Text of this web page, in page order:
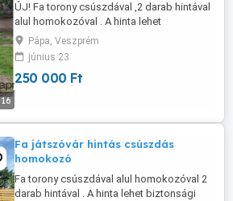
16
ÚJ! Fa torony csúszdával ,2 darab hintával
alul homokozóval . A hinta lehet
biztonsági vagy lap hinta. A csúszda
csúszófelülete 3 méter színe választható
kék,zöld,sárga,piros. A játszóvár akácból
és tölgyből készül ami keményfa így
Pápa, Veszprém
június 23
250 000 Ft
Fa játszóvár hintás csúszdás
homokozó
Fa torony csúszdával alul homokozóval 2
darab hintával . A hinta lehet biztonsági